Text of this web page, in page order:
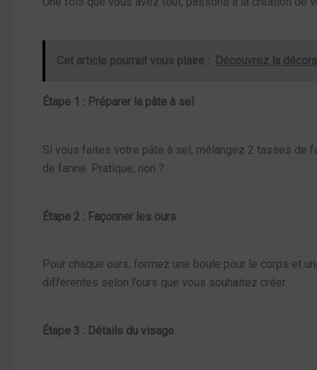
Cet article pourrait vous plaire : Découvrez la
Étape 1 : Préparer la pâte à sel
Si vous faites votre pâte à sel, mélangez 2 tasses de
de farine. Pratique, non ?
Étape 2 : Façonner les ours
Pour chaque ours, formez une boule pour le corps et
différentes selon l’ours que vous souhaitez créer.
Étape 3 : Détails du visage